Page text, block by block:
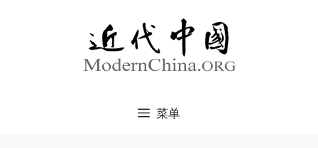
菜单